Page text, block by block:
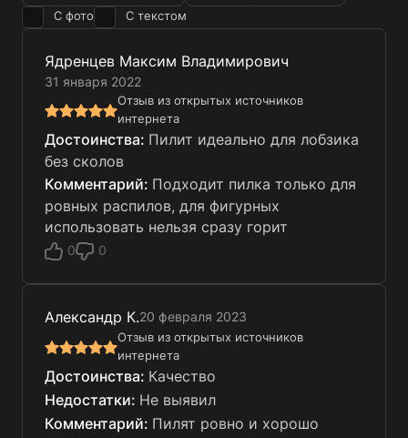
С фото С текстом
Ядренцев Максим Владимирович
31 января 2022
Отзыв из открытых источников
интернета
Пилит идеально для лобзика
без сколов
Подходит пилка только для
ровных распилов, для фигурных
использовать нельзя сразу горит
0 0
Александр К.20 февраля 2023
Отзыв из открытых источников
интернета
Качество
Не выявил
Пилят ровно и хорошо